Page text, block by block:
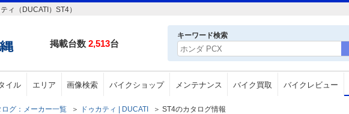
ィ（DUCATI）ST4）
掲載台数 2,513台
キーワード検索
イル エリア 画像検索 バイクショップ メンテナンス バイク買取 バイクレビュー
グ：メーカー一覧 ＞ ドゥカティ | DUCATI ＞ ST4のカタログ情報